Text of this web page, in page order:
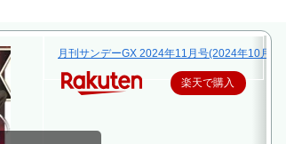
月刊サンデーGX 2024年11月号(2024年10月19
楽天で購入